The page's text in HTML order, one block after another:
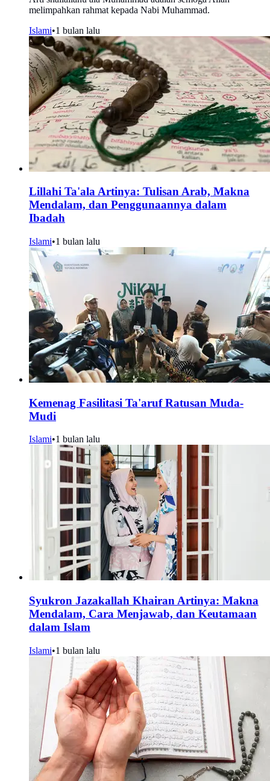
melimpahkan rahmat kepada Nabi Muhammad.
Islami•1 bulan lalu
Lillahi Ta'ala Artinya: Tulisan Arab, Makna
Mendalam, dan Penggunaannya dalam
Ibadah
Islami•1 bulan lalu
Kemenag Fasilitasi Ta'aruf Ratusan Muda-
Mudi
Islami•1 bulan lalu
Syukron Jazakallah Khairan Artinya: Makna
Mendalam, Cara Menjawab, dan Keutamaan
dalam Islam
Islami•1 bulan lalu